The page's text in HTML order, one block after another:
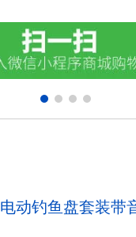
具
产品
造型系列
具动钓鱼盘套装带